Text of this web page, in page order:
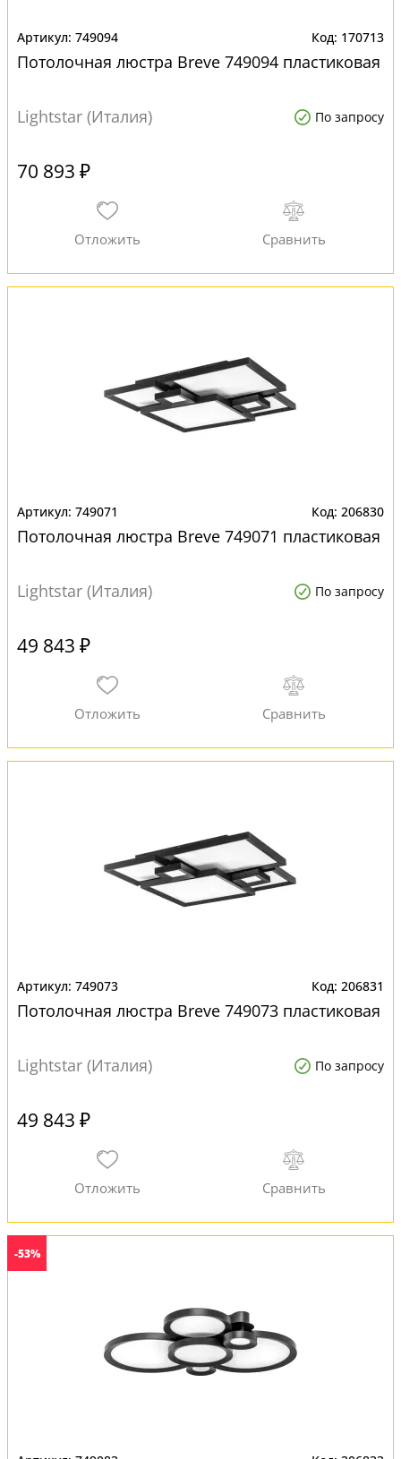
749094 170713
Потолочная люстра Breve 749094 пластиковая
Lightstar (Италия) По запросу
70 893 ₽
749071 206830
Потолочная люстра Breve 749071 пластиковая
Lightstar (Италия) По запросу
49 843 ₽
749073 206831
Потолочная люстра Breve 749073 пластиковая
Lightstar (Италия) По запросу
49 843 ₽
-53%